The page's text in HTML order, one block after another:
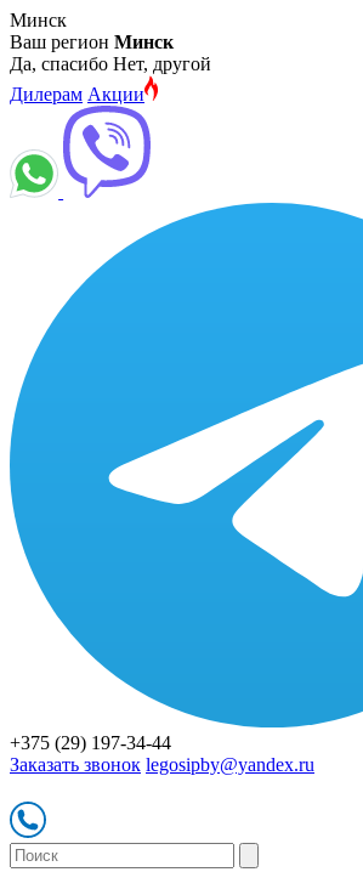
Минск
Ваш регион Минск
Да, спасибо Нет, другой
Дилерам Акции
+375 (29) 197-34-44
Заказать звонок legosipby@yandex.ru